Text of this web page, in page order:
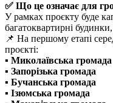
✅ Що це означає для
У рамках проєкту буде
багатоквартирні
📌 На першому етапі
проєкті:
▪️ Миколаївська громада
▪️ Запорізька громада
▪️ Бучанська громада
▪️ Ізюмська громада